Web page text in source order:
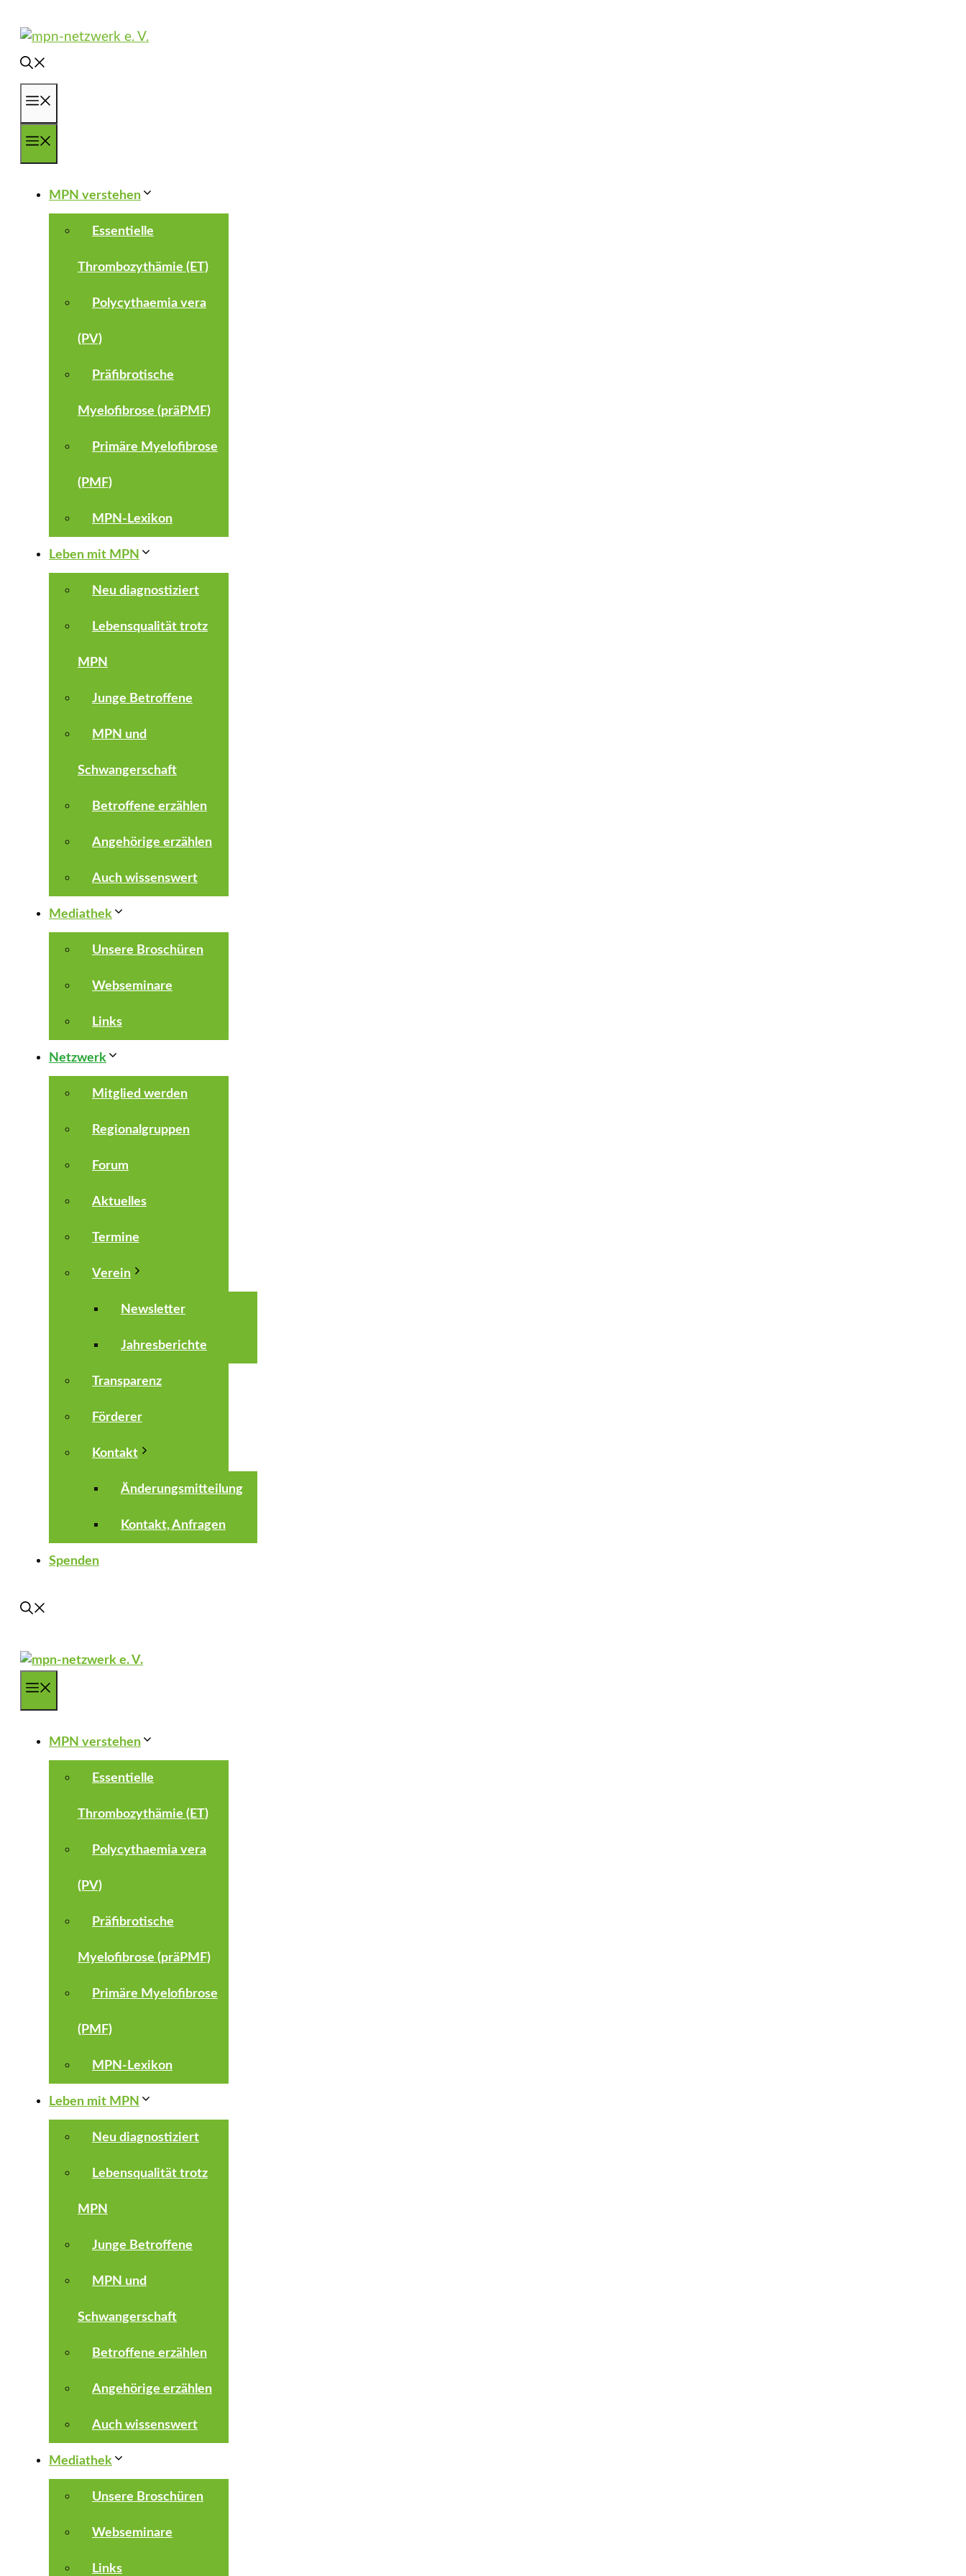
Inhalt
springen
MPN verstehen
Essentielle
Thrombozythämie (ET)
Polycythaemia vera
(PV)
Präfibrotische
Myelofibrose (präPMF)
Primäre Myelofibrose
(PMF)
MPN-Lexikon
Leben mit MPN
Neu diagnostiziert
Lebensqualität trotz
MPN
Junge Betroffene
MPN und
Schwangerschaft
Betroffene erzählen
Angehörige erzählen
Auch wissenswert
Mediathek
Unsere Broschüren
Webseminare
Links
Netzwerk
Mitglied werden
Regionalgruppen
Forum
Aktuelles
Termine
Verein
Newsletter
Jahresberichte
Transparenz
Förderer
Kontakt
Änderungsmitteilung
Kontakt, Anfragen
Spenden
MPN verstehen
Essentielle
Thrombozythämie (ET)
Polycythaemia vera
(PV)
Präfibrotische
Myelofibrose (präPMF)
Primäre Myelofibrose
(PMF)
MPN-Lexikon
Leben mit MPN
Neu diagnostiziert
Lebensqualität trotz
MPN
Junge Betroffene
MPN und
Schwangerschaft
Betroffene erzählen
Angehörige erzählen
Auch wissenswert
Mediathek
Unsere Broschüren
Webseminare
Links